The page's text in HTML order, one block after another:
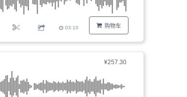
编
购物车
03:10
¥257.30